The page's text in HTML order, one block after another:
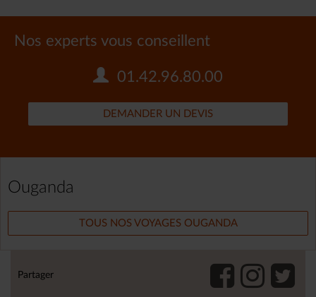
Nos experts vous conseillent
01.42.96.80.00
DEMANDER UN DEVIS
Ouganda
TOUS NOS VOYAGES OUGANDA
Partager